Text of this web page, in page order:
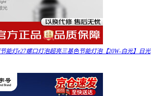
能灯e27螺口灯泡超亮三基色节能灯泡【20W-白光】日光